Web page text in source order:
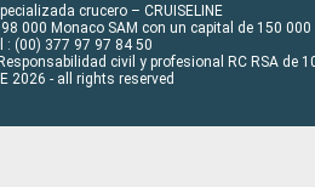
crucero – CRUISELINE
000 Monaco SAM con un capital de 150 000
: (00) 377 97 97 84 50
civil y profesional RC RSA de
2026 - all rights reserved